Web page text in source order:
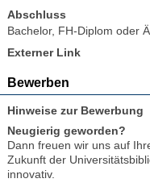
Abschluss
Bachelor, FH-Diplom oder
Externer Link
Bewerben
Hinweise zur Bewerbung
Neugierig geworden?
Dann freuen wir uns auf
Zukunft der
innovativ.